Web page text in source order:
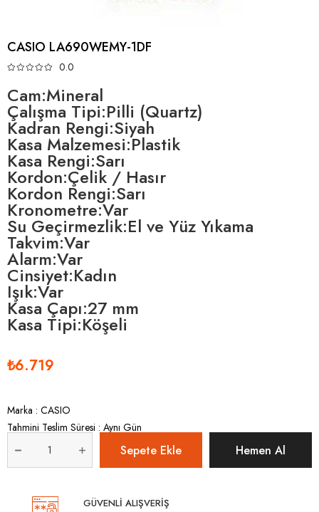
CASIO LA690WEMY-1DF
0.0
Cam:Mineral
Çalışma Tipi:Pilli (Quartz)
Kadran Rengi:Siyah
Kasa Malzemesi:Plastik
Kasa Rengi:Sarı
Kordon:Çelik / Hasır
Kordon Rengi:Sarı
Kronometre:Var
Su Geçirmezlik:El ve Yüz Yıkama
Takvim:Var
Alarm:Var
Cinsiyet:Kadın
Işık:Var
Kasa Çapı:27 mm
Kasa Tipi:Köşeli
₺6.719
Marka : CASIO
Tahmini Teslim Süresi : Aynı Gün
GÜVENLİ ALIŞVERİŞ